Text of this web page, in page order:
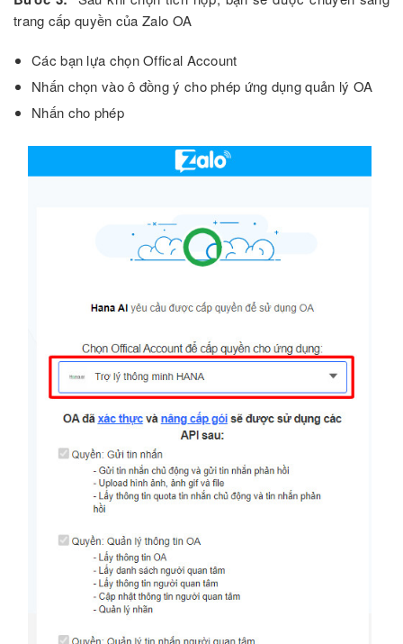
trang cấp quyền của Zalo OA
Các bạn lựa chọn Offical Account
Nhấn chọn vào ô đồng ý cho phép ứng dụng quản lý OA
Nhấn cho phép